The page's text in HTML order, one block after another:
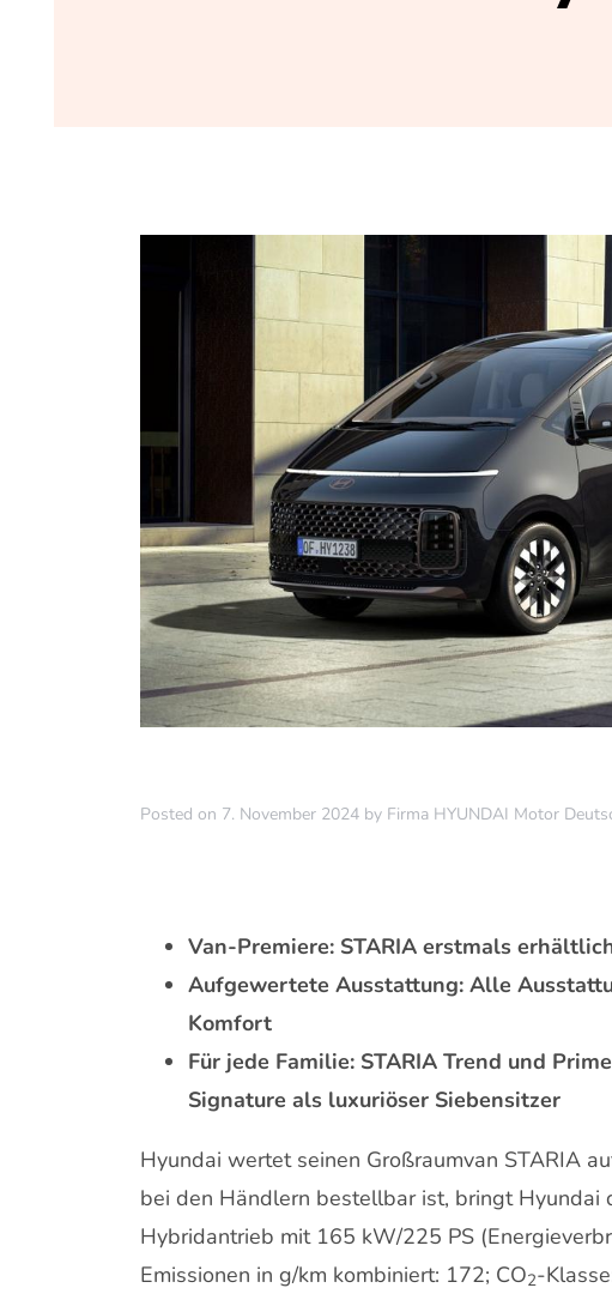
Posted on 7. November 2024 by Firma HYUNDAI Motor
Van-Premiere: STARIA erstmals
Aufgewertete Ausstattung: Alle
Komfort
Für jede Familie: STARIA Trend und
Signature als luxuriöser Siebensitzer
Hyundai wertet seinen Großraumvan STARIA
bei den Händlern bestellbar ist, bringt Hyundai
Hybridantrieb mit 165 kW/225 PS
Emissionen in g/km kombiniert: 172; CO2-